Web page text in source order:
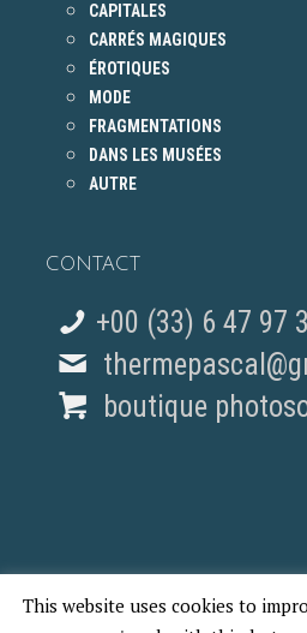
CAPITALES
CARRÉS MAGIQUES
ÉROTIQUES
MODE
FRAGMENTATIONS
DANS LES MUSÉES
AUTRE
CONTACT
+00 (33) 6 47 97
boutique
This website uses cookies to